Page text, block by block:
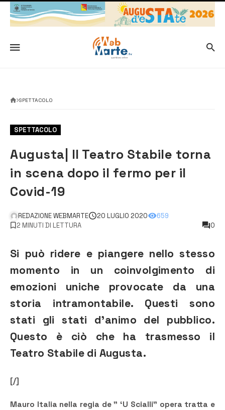
SPETTACOLO
SPETTACOLO
Augusta| Il Teatro Stabile torna
in scena dopo il fermo per il
Covid-19
REDAZIONE WEBMARTE 20 LUGLIO 2020
659
2 MINUTI DI LETTURA
0
Si può ridere e piangere nello stesso
momento in un coinvolgimento di
emozioni uniche provocate da una
storia intramontabile. Questi sono
stati gli stati d’animo del pubblico.
Questo è ciò che ha trasmesso il
Teatro Stabile di Augusta.
[/]
Mauro Italia nella regia de ” ‘U Scialli” opera tratta e